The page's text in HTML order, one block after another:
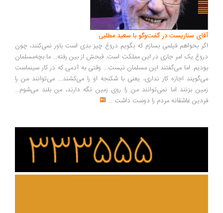
سناریست در گفت‌وگو با سعید مطلبی
بخواهم فیلمی بسازم که بگویم دروغ چیز بدی است باور نمی‌کنند، چون
یک امر جاری در این مملکت است. قبحش از بین رفته... ما بچه‌مسلمان
اما می‌گفتند این مسلمان نیست... وقتی به آدمی که در کار سینماست
اجازه کار نداری، یعنی با شکنجه او را می‌کشند... می‌توانند من را
بزنند اما نمی‌توانند من را روی زمین نگه دارند، من بلند می‌شوم...
عاشقانه مردم را دوست داشت ...